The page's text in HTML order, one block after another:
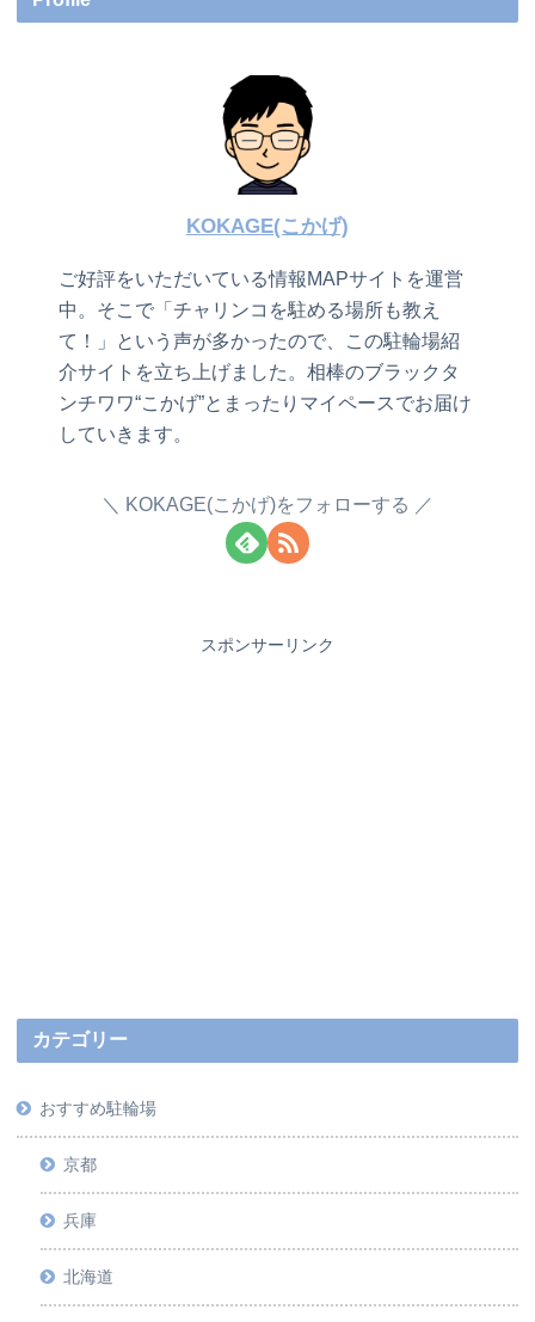
KOKAGE(こかげ)
ご好評をいただいている情報MAPサイトを運営
中。そこで「チャリンコを駐める場所も教え
て！」という声が多かったので、この駐輪場紹
介サイトを立ち上げました。相棒のブラックタ
ンチワワ“こかげ”とまったりマイペースでお届け
していきます。
KOKAGE(こかげ)をフォローする
スポンサーリンク
カテゴリー
おすすめ駐輪場
京都
兵庫
北海道